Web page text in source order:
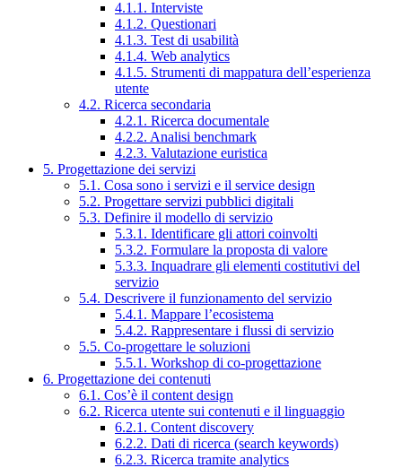
4.1.1. Interviste
4.1.2. Questionari
4.1.3. Test di usabilità
4.1.4. Web analytics
4.1.5. Strumenti di mappatura dell’esperienza
utente
4.2. Ricerca secondaria
4.2.1. Ricerca documentale
4.2.2. Analisi benchmark
4.2.3. Valutazione euristica
5. Progettazione dei servizi
5.1. Cosa sono i servizi e il service design
5.2. Progettare servizi pubblici digitali
5.3. Definire il modello di servizio
5.3.1. Identificare gli attori coinvolti
5.3.2. Formulare la proposta di valore
5.3.3. Inquadrare gli elementi costitutivi del
servizio
5.4. Descrivere il funzionamento del servizio
5.4.1. Mappare l’ecosistema
5.4.2. Rappresentare i flussi di servizio
5.5. Co-progettare le soluzioni
5.5.1. Workshop di co-progettazione
6. Progettazione dei contenuti
6.1. Cos’è il content design
6.2. Ricerca utente sui contenuti e il linguaggio
6.2.1. Content discovery
6.2.2. Dati di ricerca (search keywords)
6.2.3. Ricerca tramite analytics